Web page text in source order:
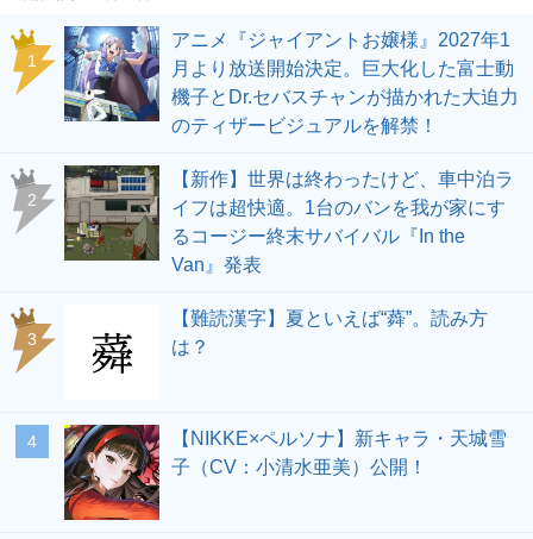
1
アニメ『ジャイアントお嬢様』2027年1
月より放送開始決定。巨大化した富士動
機子とDr.セバスチャンが描かれた大迫力
のティザービジュアルを解禁！
2
【新作】世界は終わったけど、車中泊ラ
イフは超快適。1台のバンを我が家にす
るコージー終末サバイバル『In the
Van』発表
3
【難読漢字】夏といえば“蕣”。読み方
は？
4
【NIKKE×ペルソナ】新キャラ・天城雪
子（CV：小清水亜美）公開！